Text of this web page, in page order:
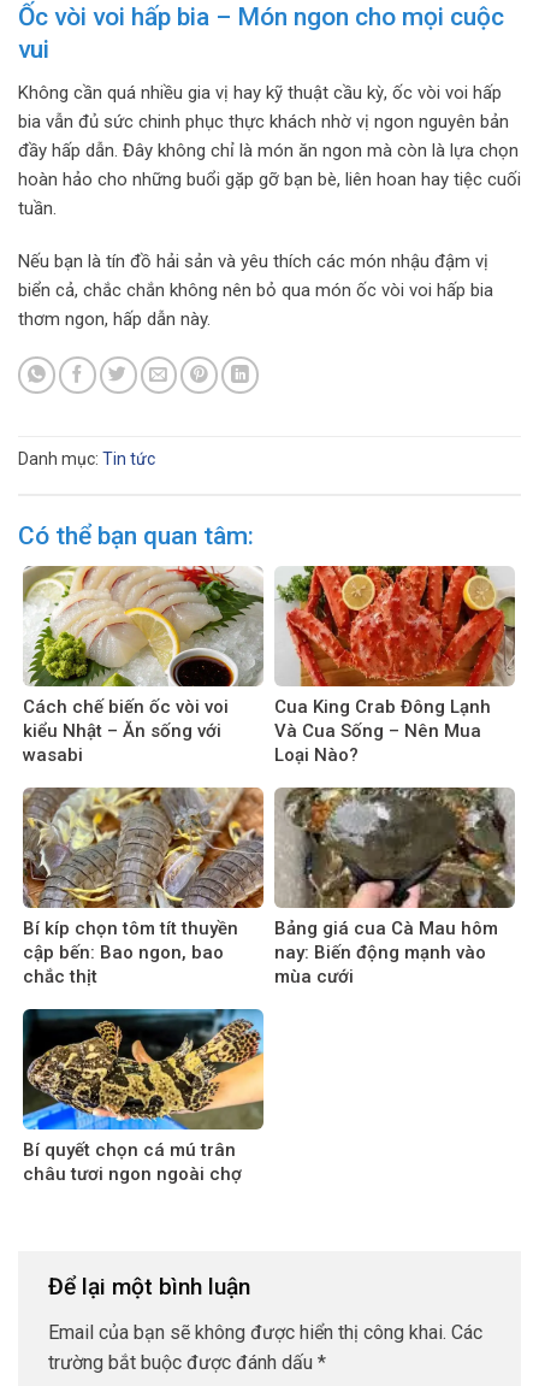
Ốc vòi voi hấp bia – Món ngon cho mọi cuộc
vui
Không cần quá nhiều gia vị hay kỹ thuật cầu kỳ, ốc vòi voi hấp
bia vẫn đủ sức chinh phục thực khách nhờ vị ngon nguyên bản
đầy hấp dẫn. Đây không chỉ là món ăn ngon mà còn là lựa chọn
hoàn hảo cho những buổi gặp gỡ bạn bè, liên hoan hay tiệc cuối
tuần.
Nếu bạn là tín đồ hải sản và yêu thích các món nhậu đậm vị
biển cả, chắc chắn không nên bỏ qua món ốc vòi voi hấp bia
thơm ngon, hấp dẫn này.
Danh mục: Tin tức
Có thể bạn quan tâm:
Cách chế biến ốc vòi voi
kiểu Nhật – Ăn sống với
wasabi
Cua King Crab Đông Lạnh
Và Cua Sống – Nên Mua
Loại Nào?
Bí kíp chọn tôm tít thuyền
cập bến: Bao ngon, bao
chắc thịt
Bảng giá cua Cà Mau hôm
nay: Biến động mạnh vào
mùa cưới
Bí quyết chọn cá mú trân
châu tươi ngon ngoài chợ
Để lại một bình luận
Email của bạn sẽ không được hiển thị công khai. Các
trường bắt buộc được đánh dấu *